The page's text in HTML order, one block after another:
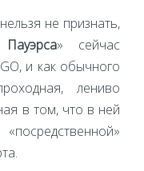
не признать,
» сейчас
и как обычного
лениво
в том, что в ней